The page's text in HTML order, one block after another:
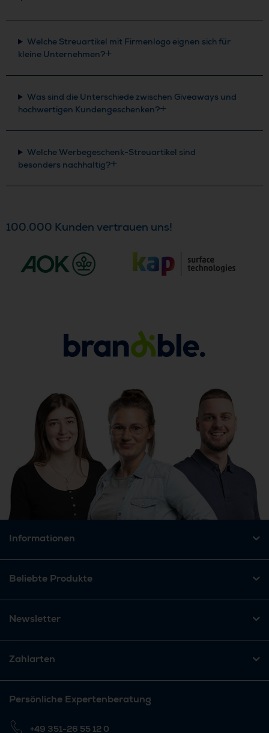
Welche Streuartikel mit Firmenlogo eignen sich für
kleine Unternehmen?
Was sind die Unterschiede zwischen Giveaways und
hochwertigen Kundengeschenken?
Welche Werbegeschenk-Streuartikel sind
besonders nachhaltig?
100.000 Kunden vertrauen uns!
Informationen
Beliebte Produkte
Newsletter
Zahlarten
Persönliche Expertenberatung
+49 351-26 55 12 0